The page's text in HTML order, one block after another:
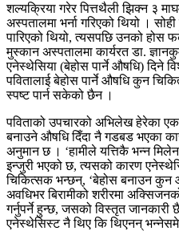
शल्यक्रिया गरेर पित्तथैली झिक्न ३
अस्पतालमा भर्ना गरिएको थियो ।
पारिएको थियो, त्यसपछि उनको होस
मुस्कान अस्पतालमा कार्यरत डा.
एनेस्थेसिया (बेहोस पार्ने औषधि) दिने
पवितालाई बेहोस पार्ने औषधि कुन
स्पष्ट पार्न सकेको छैन ।
पविताको उपचारको अभिलेख हेरेका
बनाउने औषधि दिँदा नै गडबड भएका
अनुमान छ । ‘हामीले यत्तिकै भन्न
इन्जुरी भएको छ, त्यसको कारण
चिकित्सक भन्छन्, ‘बेहोस बनाउन कुन
अवधिभर बिरामीको शरीरमा
गर्नुपर्ने हुन्छ, जसको विस्तृत जानकारी
एनेस्थेसिस्ट नै थिए कि थिएनन्